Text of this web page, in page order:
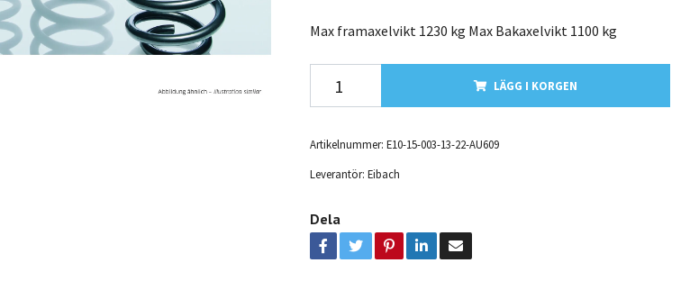
Max framaxelvikt 1230 kg Max Bakaxelvikt 1100 kg
LÄGG I KORGEN
Artikelnummer: E10-15-003-13-22-AU609
Leverantör: Eibach
Dela